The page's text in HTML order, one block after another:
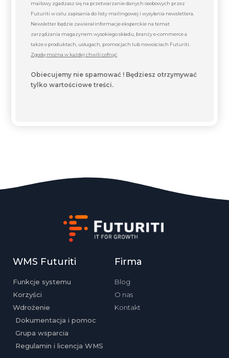
mailowy zgadzasz się na przetwarzanie danych osobowych przez
Futuriti w celu zapisania do listy mailingowej i wysyłania newslettera.
Newsletter będzie zawierał informacje eksperckie na temat
zarządzania magazynem wysokiego składu, branży e-commerce a
także o produktach, usługach, promocjach lub nowościach Futuriti.
Zgodę można w każdej chwili cofnąć.
Obiecujemy nie spamować ! Będziesz otrzymywać
tylko wartościowe treści.
WMS Futuriti
Funkcje systemu
Korzyści
Wdrożenie
Dokumentacja i pomoc
Grupa wsparcia
Regulamin i licencja WMS
Firma
Blog
O nas
Kontakt